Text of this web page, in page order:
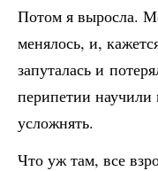
Потом я выросла.
менялось, и,
запуталась и
перипетии
усложнять.
Что уж там, все